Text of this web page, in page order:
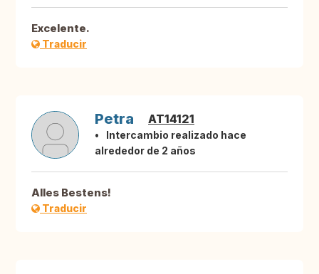
Excelente.
Traducir
Petra AT14121
Intercambio realizado hace
alrededor de 2 años
Alles Bestens!
Traducir